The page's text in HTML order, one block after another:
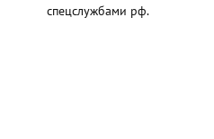
спецслужбами рф.